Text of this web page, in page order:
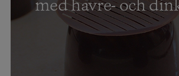
med havre- och